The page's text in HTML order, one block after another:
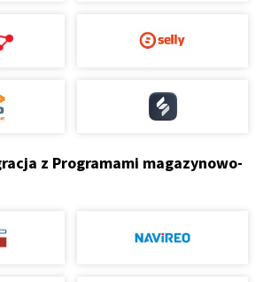
z Programami magazynowo-